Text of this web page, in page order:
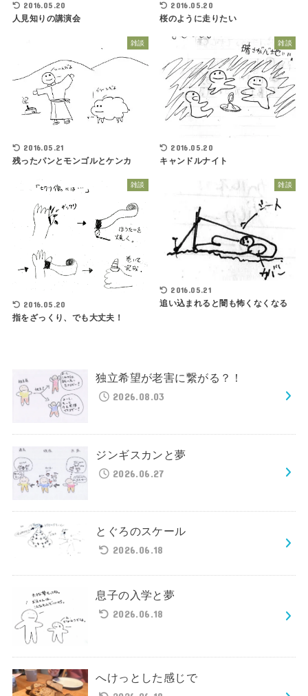
2016.05.20
人見知りの講演会
2016.05.20
桜のように走りたい
雑談
2016.05.21
残ったパンとモンゴルとケンカ
雑談
2016.05.20
キャンドルナイト
雑談
2016.05.20
指をざっくり、でも大丈夫！
雑談
2016.05.21
追い込まれると闇も怖くなくなる
独立希望が老害に繋がる？！
2026.08.03
ジンギスカンと夢
2026.06.27
とぐろのスケール
2026.06.18
息子の入学と夢
2026.06.18
へけっとした感じで